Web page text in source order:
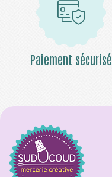
Paiement sécurisé